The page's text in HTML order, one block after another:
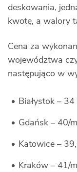
deskowania,
kwotę, a walory
Cena za
województwa
następująco w
Białystok – 34
Gdańsk – 40/m
Katowice –
Kraków – 41/m